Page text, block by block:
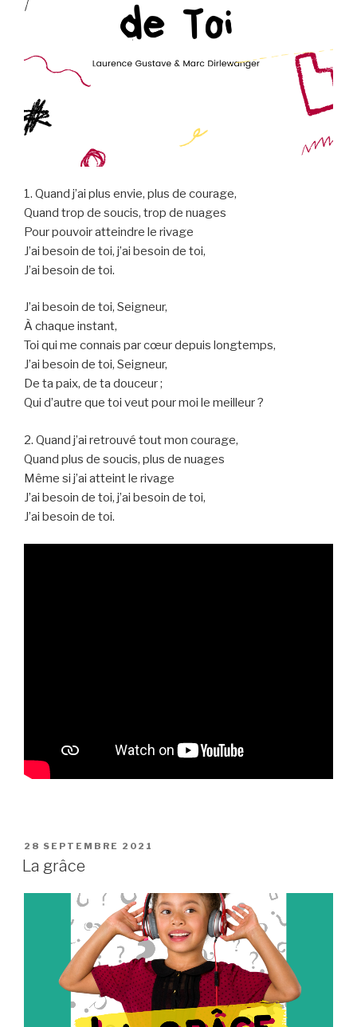
1. Quand j’ai plus envie, plus de courage,
Quand trop de soucis, trop de nuages
Pour pouvoir atteindre le rivage
J’ai besoin de toi, j’ai besoin de toi,
J’ai besoin de toi.
J’ai besoin de toi, Seigneur,
À chaque instant,
Toi qui me connais par cœur depuis longtemps,
J’ai besoin de toi, Seigneur,
De ta paix, de ta douceur ;
Qui d’autre que toi veut pour moi le meilleur ?
2. Quand j’ai retrouvé tout mon courage,
Quand plus de soucis, plus de nuages
Même si j’ai atteint le rivage
J’ai besoin de toi, j’ai besoin de toi,
J’ai besoin de toi.
PUBLIÉ
LE
28 SEPTEMBRE 2021
La grâce